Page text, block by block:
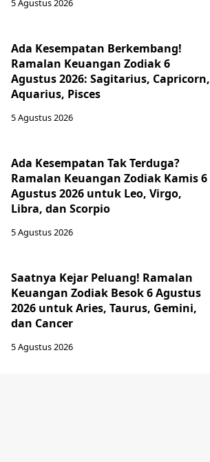
5 Agustus 2026
Ada Kesempatan Berkembang!
Ramalan Keuangan Zodiak 6
Agustus 2026: Sagitarius, Capricorn,
Aquarius, Pisces
5 Agustus 2026
Ada Kesempatan Tak Terduga?
Ramalan Keuangan Zodiak Kamis 6
Agustus 2026 untuk Leo, Virgo,
Libra, dan Scorpio
5 Agustus 2026
Saatnya Kejar Peluang! Ramalan
Keuangan Zodiak Besok 6 Agustus
2026 untuk Aries, Taurus, Gemini,
dan Cancer
5 Agustus 2026